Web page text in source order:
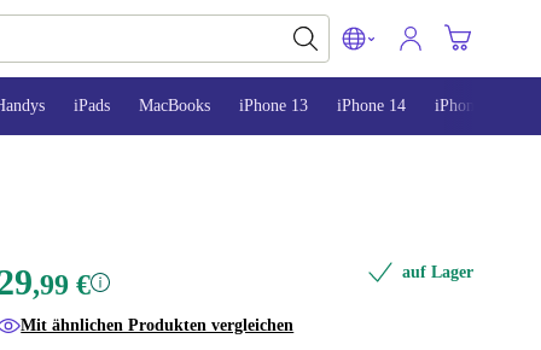
iPads MacBooks iPhone 13 iPhone 14 iPhone 15
,99 € auf Lager
Mit ähnlichen Produkten vergleichen